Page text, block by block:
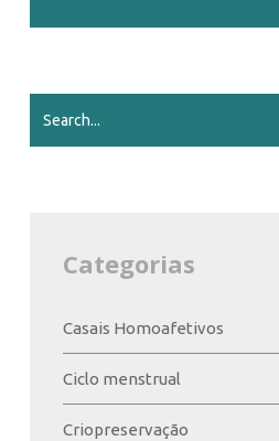
Categorias
Casais Homoafetivos
Ciclo menstrual
Criopreservação